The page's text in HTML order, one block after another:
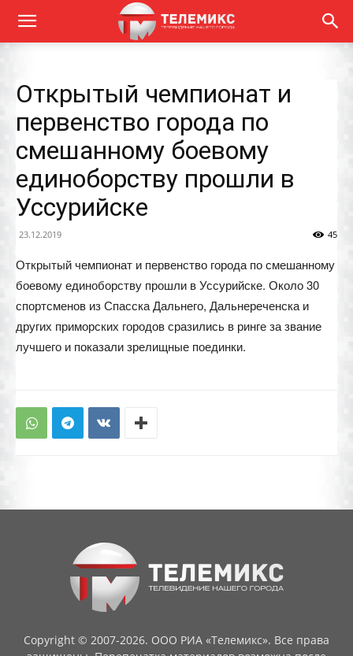
Открытый чемпионат и
первенство города по
смешанному боевому
единоборству прошли в
Уссурийске
23.12.2019 45
Открытый чемпионат и первенство города по смешанному
боевому единоборству прошли в Уссурийске. Около 30
спортсменов из Спасска Дальнего, Дальнереченска и
других приморских городов сразились в ринге за звание
лучшего и показали зрелищные поединки.
Copyright © 2007-2026. ООО РИА «Телемикс». Все права